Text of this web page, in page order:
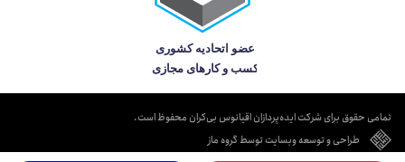
تمامی حقوق برای شرکت ایده‌پردازان اقیانوس بی‌کران محفوظ است.
طراحی و توسعه وبسایت توسط گروه ماز